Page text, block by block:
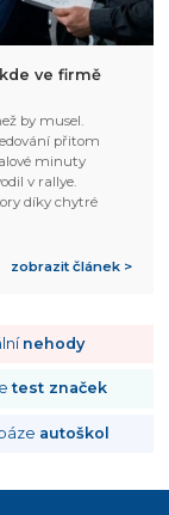
ve firmě
by musel.
přitom
minuty
v rallye.
díky chytré
zobrazit článek >
nehody
test značek
autoškol